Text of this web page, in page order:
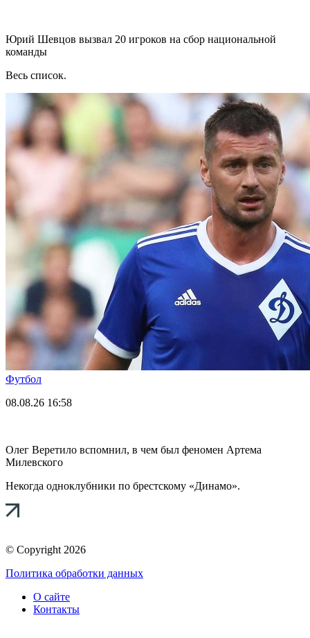
Юрий Шевцов вызвал 20 игроков на сбор национальной
команды
Весь список.
Футбол
08.08.26 16:58
Олег Веретило вспомнил, в чем был феномен Артема
Милевского
Некогда одноклубники по брестскому «Динамо».
© Copyright 2026
Политика обработки данных
О сайте
Контакты